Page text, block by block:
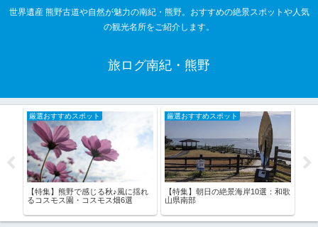
世界遺産 熊野古道や自然が魅力の南紀・熊野。おすすめの絶景スポットや人気
の観光名所をご紹介します。
旅ログ南紀・熊野
厳選おすすめスポット
【特集】熊野で感じる秋♪風に揺れ
るコスモス園・コスモス畑6選
厳選おすすめスポット
【特集】朝日の絶景海岸10選：和歌
山県南部